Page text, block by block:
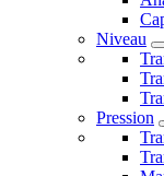
Niveau
Pression